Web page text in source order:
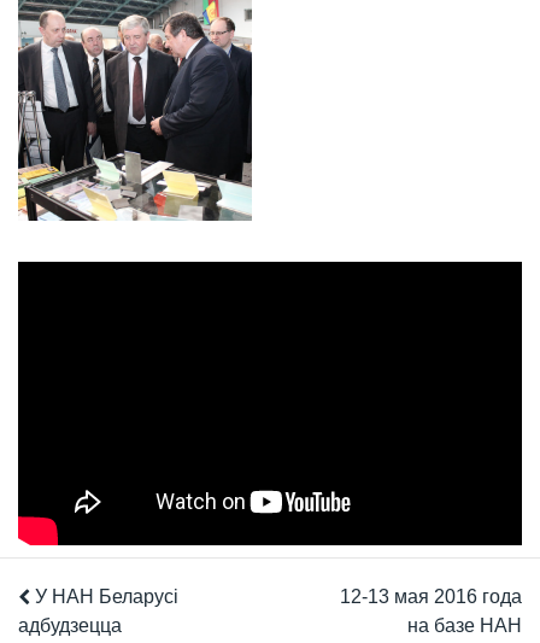
У НАН Беларусі
адбудзецца
12-13 мая 2016 года
на базе НАН